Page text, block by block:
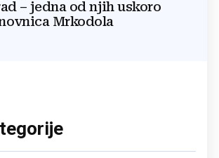
– jedna od njih uskoro
Mrkodola